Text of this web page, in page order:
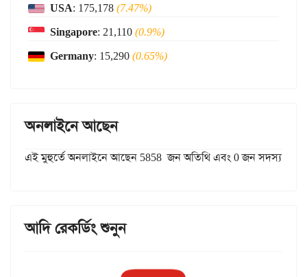
USA: 175,178(7.47%)
Singapore: 21,110(0.9%)
Germany: 15,290(0.65%)
অনলাইনে আছেন
এই মুহুর্তে অনলাইনে আছেন 5858 জন অতিথি এবং 0 জন সদস্য
আদি রেকর্ডিং শুনুন